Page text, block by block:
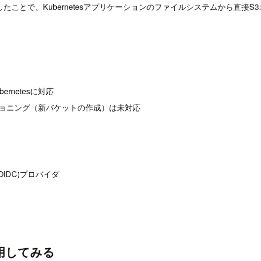
ことで、Kubernetesアプリケーションのファイルシステムから直接S3
に対応
ニング（新バケットの作成）は未対応
プロバイダ
してみる